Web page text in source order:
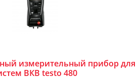
измерительный прибор для
ВКВ testo 480